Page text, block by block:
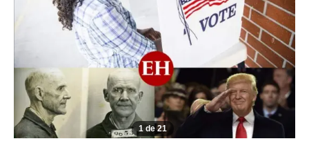
1 de 21